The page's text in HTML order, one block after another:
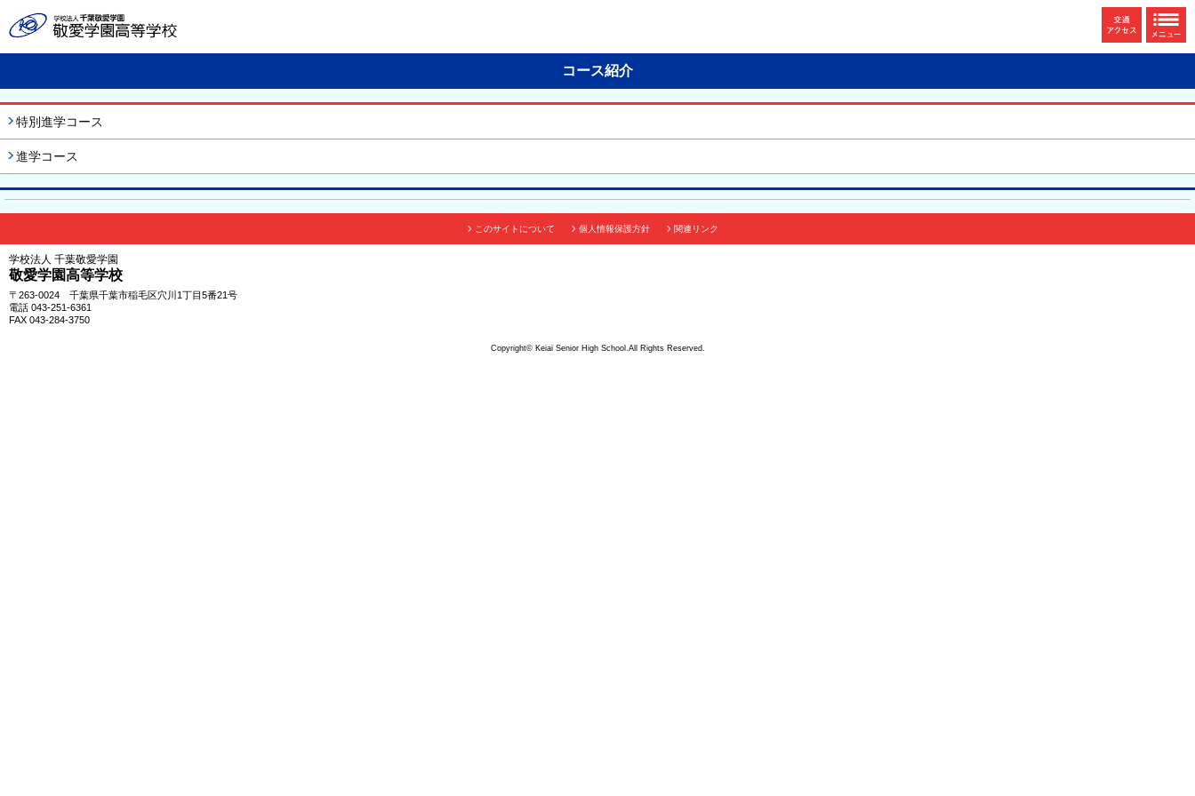
コース紹介
特別進学コース
進学コース
このサイトについて 個人情報保護方針 関連リンク
学校法人 千葉敬愛学園
敬愛学園高等学校
〒263-0024 千葉県千葉市稲毛区穴川1丁目5番21号
電話 043-251-6361
FAX 043-284-3750
Copyright© Keiai Senior High School.All Rights Reserved.